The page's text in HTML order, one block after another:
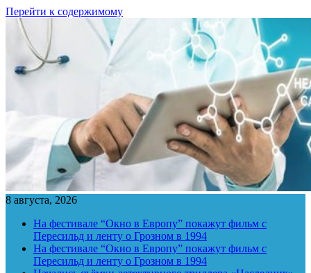
Перейти к содержимому
8 августа, 2026
На фестивале “Окно в Европу” покажут фильм с
Пересильд и ленту о Грозном в 1994
На фестивале “Окно в Европу” покажут фильм с
Пересильд и ленту о Грозном в 1994